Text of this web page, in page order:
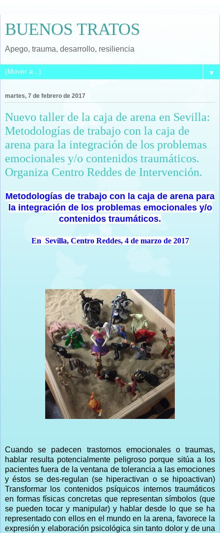
BUENOS TRATOS
Apego, trauma, desarrollo, resiliencia
▼
martes, 7 de febrero de 2017
Nuevo taller de la caja de arena en Sevilla:
Metodologías de trabajo con la caja de
arena para la integración de los problemas
emocionales y/o contenidos traumáticos.
Organiza Centro Reddes de Intervención.
Metodologías de trabajo con la caja de arena para
la integración de los problemas emocionales y/o
contenidos traumáticos.
En Sevilla, Centro Reddes, 4 de marzo de 2017
Cuando se padecen trastornos emocionales o traumas,
hablar resulta potencialmente peligroso porque sitúa a los
pacientes fuera de la ventana de tolerancia a las emociones
y éstos se des-regulan (se hiperactivan o se hipoactivan)
Transformar los contenidos psíquicos internos traumáticos
en formas físicas concretas que representan símbolos (que
se pueden tocar y manipular) y hablar desde lo que se ha
representado con ellos en el mundo en la arena, favorece la
expresión y elaboración psicológica sin tanto dolor y de una